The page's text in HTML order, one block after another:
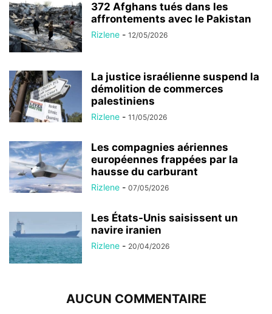
372 Afghans tués dans les
affrontements avec le Pakistan
Rizlene - 12/05/2026
La justice israélienne suspend la
démolition de commerces
palestiniens
Rizlene - 11/05/2026
Les compagnies aériennes
européennes frappées par la
hausse du carburant
Rizlene - 07/05/2026
Les États-Unis saisissent un
navire iranien
Rizlene - 20/04/2026
AUCUN COMMENTAIRE